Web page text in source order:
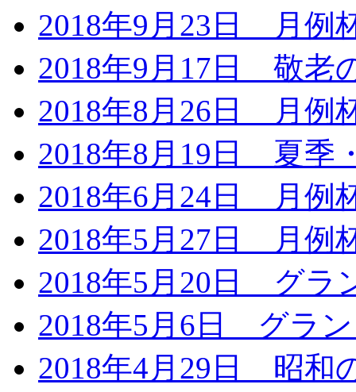
2018年9月23日 月例
2018年9月17日 敬
2018年8月26日 月例
2018年8月19日 夏季
2018年6月24日 月例
2018年5月27日 月例
2018年5月20日 グラ
2018年5月6日 グラ
2018年4月29日 昭